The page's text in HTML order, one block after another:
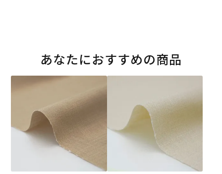
あなたにおすすめの商品